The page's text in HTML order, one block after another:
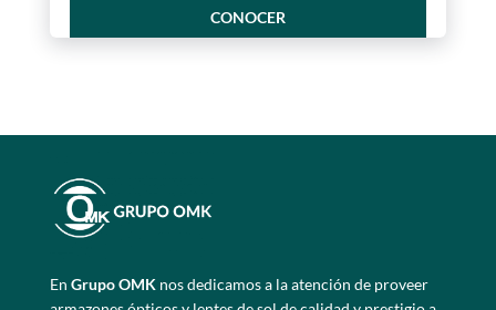
CONOCER
En Grupo OMKnos dedicamos a la atención de proveer